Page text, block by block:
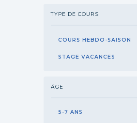
TYPE DE COURS
COURS HEBDO-SAISON
STAGE VACANCES
ÂGE
5-7 ANS